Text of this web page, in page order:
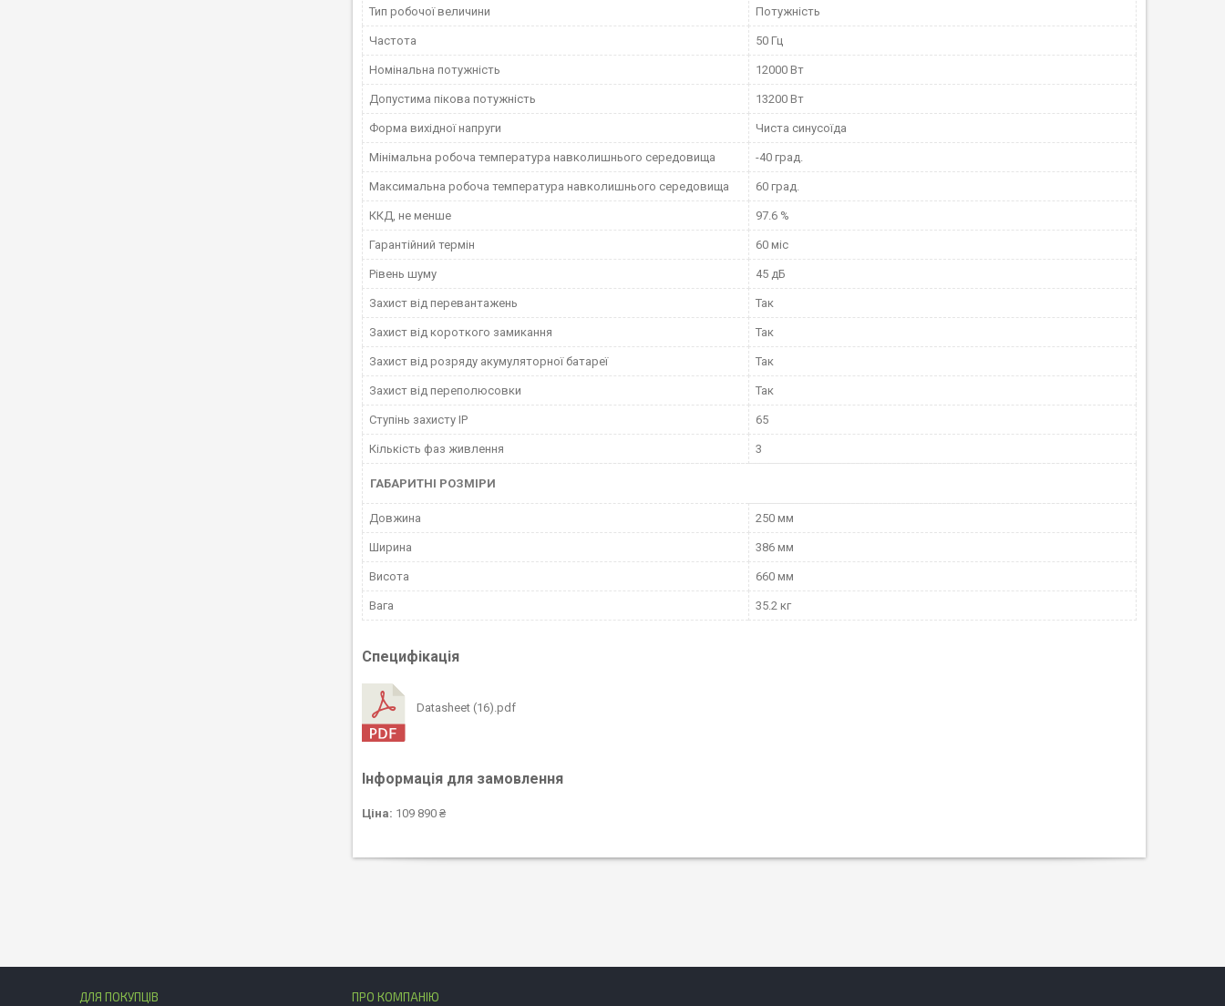
Тип робочої величини Потужність
Частота 50 Гц
Номінальна потужність 12000 Вт
Допустима пікова потужність 13200 Вт
Форма вихідної напруги Чиста синусоїда
Мінімальна робоча температура навколишнього середовища -40 град.
Максимальна робоча температура навколишнього середовища 60 град.
ККД, не менше 97.6 %
Гарантійний термін 60 міс
Рівень шуму 45 дБ
Захист від перевантажень Так
Захист від короткого замикання Так
Захист від розряду акумуляторної батареї Так
Захист від переполюсовки Так
Ступінь захисту IP 65
Кількість фаз живлення 3
ГАБАРИТНІ РОЗМІРИ
Довжина 250 мм
Ширина 386 мм
Висота 660 мм
Вага 35.2 кг
Специфікація
Datasheet (16).pdf
Інформація для замовлення
Ціна: 109 890 ₴
ДЛЯ ПОКУПЦІВ ПРО КОМПАНІЮ